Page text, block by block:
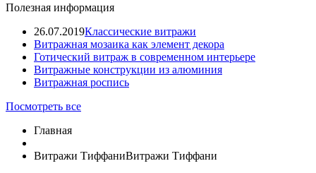
Полезная информация
26.07.2019Классические витражи
Витражная мозаика как элемент декора
Готический витраж в современном интерьере
Витражные конструкции из алюминия
Витражная роспись
Посмотреть все
Главная
Витражи ТиффаниВитражи Тиффани